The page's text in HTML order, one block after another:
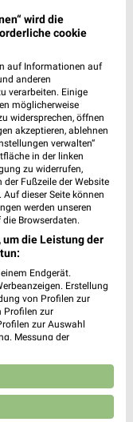
App
– mit der
& Android.
planen
wird die
cookie
auf Informationen auf
anderen
verarbeiten. Einige
möglicherweise
widersprechen, öffnen
akzeptieren, ablehnen
verwalten“
in der linken
zu widerrufen,
der Fußzeile der Website
Auf dieser Seite können
werden unseren
Browserdaten.
um die Leistung der
Endgerät.
Erstellung
von Profilen zur
Profilen zur
zur Auswahl
Messung der
Entwicklung und
Daten zur Auswahl
und in die